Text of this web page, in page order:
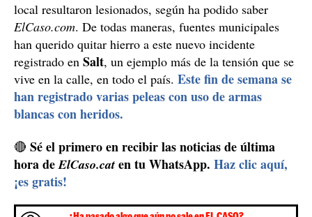
local resultaron lesionados, según ha podido saber
ElCaso.com. De todas maneras, fuentes municipales
han querido quitar hierro a este nuevo incidente
registrado en Salt, un ejemplo más de la tensión que se
vive en la calle, en todo el país. Este fin de semana se
han registrado varias peleas con uso de armas
blancas con heridos.
🔴 Sé el primero en recibir las noticias de última
hora deElCaso.cat en tu WhatsApp. Haz clic aquí,
¡es gratis!